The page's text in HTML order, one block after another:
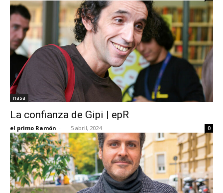
nasa
La confianza de Gipi | epR
el primo Ramón - 5 abril, 2024 0